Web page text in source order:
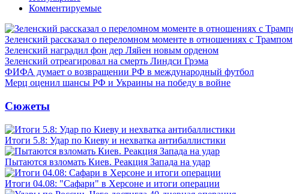
Комментируемые
Зеленский рассказал о переломном моменте в отношениях с Трампом
Зеленский наградил фон дер Ляйен новым орденом
Зеленский отреагировал на смерть Линдси Грэма
ФИФА думает о возвращении РФ в международный футбол
Мерц оценил шансы РФ и Украины на победу в войне
Сюжеты
Итоги 5.8: Удар по Киеву и нехватка антибаллистики
Пытаются взломать Киев. Реакция Запада на удар
Итоги 04.08: "Сафари" в Херсоне и итоги операции